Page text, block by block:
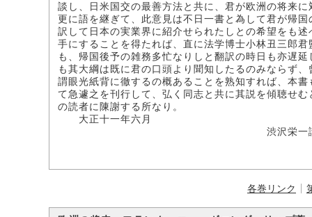
談し、日米国交の最善方法と共に、君が欧洲の将来
更に語を継ぎて、此意見は不日一書と為して君が帰
訳して日本の実業界に紹介せられたしとの希望をも
手にすることを得たれば、直に法学博士小林丑三郎
も、帰国後予の雑務多忙なりしと翻訳の時日も亦遅
も其大綱は既に君の口頭より聞知したるのみならず
謂眼光紙背に徹するの概あることを熟知すれば、本
て急遽之を刊行して、弘く同志と共に其説を傾聴せ
の読者に陳謝する所なり。
大正十一年六月
渋沢栄一
各巻リンク